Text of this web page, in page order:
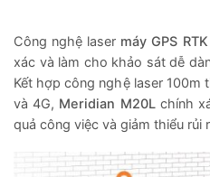
Công nghệ laser máy GPS
xác và làm cho khảo sát dễ
Kết hợp công nghệ laser 100m
và 4G, Meridian M20L chính
quả công việc và giảm thiểu rủi